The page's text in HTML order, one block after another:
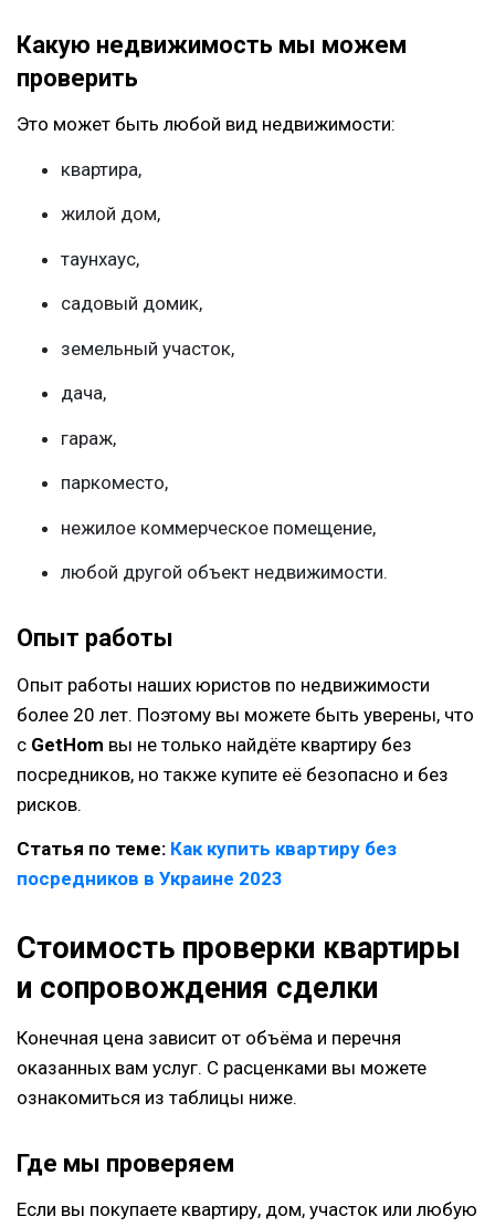
Какую недвижимость мы можем
проверить
Это может быть любой вид недвижимости:
квартира,
жилой дом,
таунхаус,
садовый домик,
земельный участок,
дача,
гараж,
паркоместо,
нежилое коммерческое помещение,
любой другой объект недвижимости.
Опыт работы
Опыт работы наших юристов по недвижимости
более 20 лет. Поэтому вы можете быть уверены, что
c GetHom вы не только найдёте квартиру без
посредников, но также купите её безопасно и без
рисков.
Статья по теме: Как купить квартиру без
посредников в Украине 2023
Стоимость проверки квартиры
и сопровождения сделки
Конечная цена зависит от объёма и перечня
оказанных вам услуг. С расценками вы можете
ознакомиться из таблицы ниже.
Где мы проверяем
Если вы покупаете квартиру, дом, участок или любую